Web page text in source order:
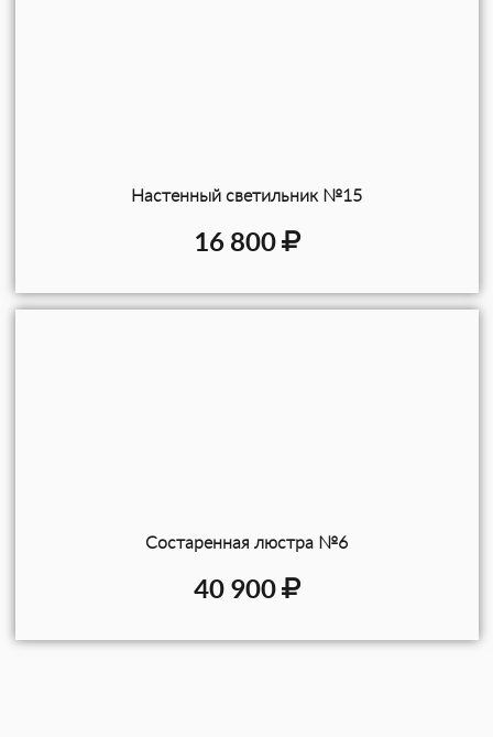
Настенный светильник №15
16 800
Состаренная люстра №6
40 900